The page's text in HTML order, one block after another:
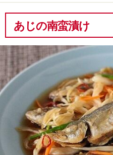
あじの南蛮漬け